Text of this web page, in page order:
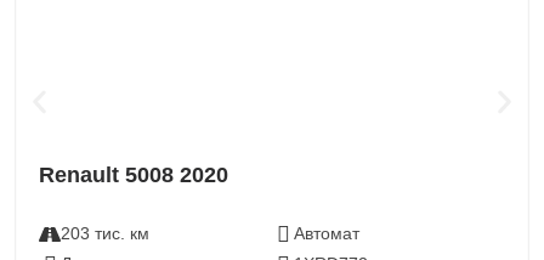
Renault 5008 2020
203 тис. км
Автомат